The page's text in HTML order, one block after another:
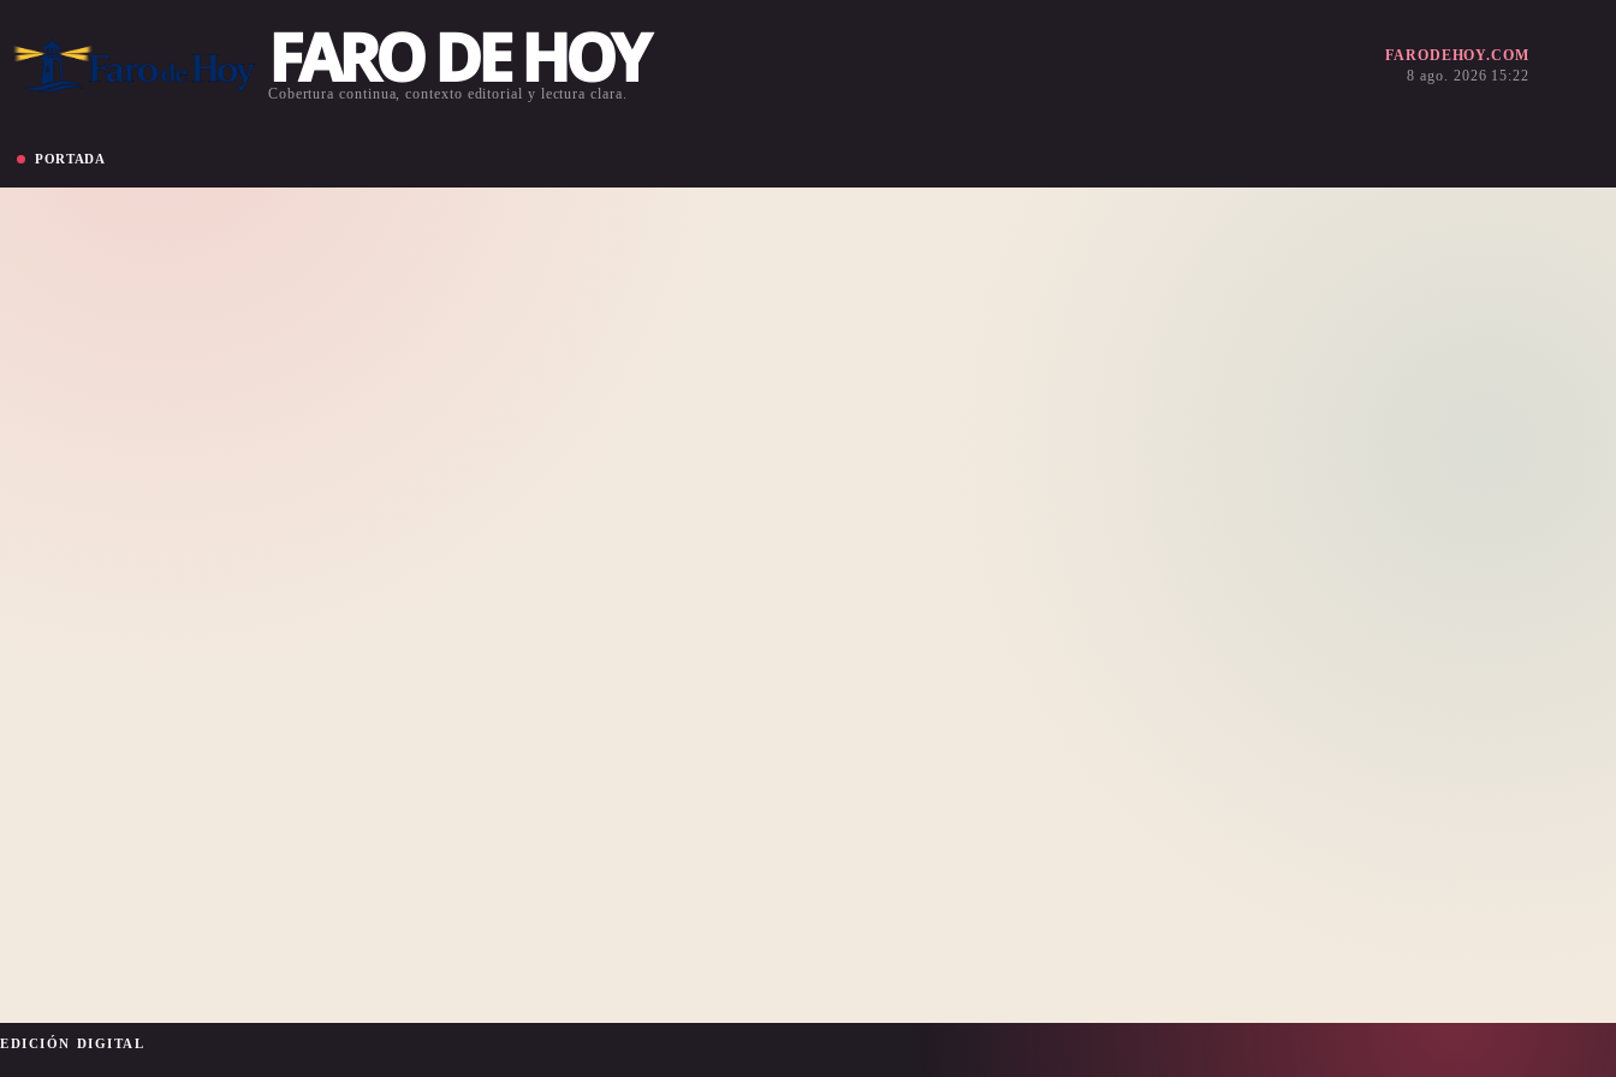
FARO DE HOY
Cobertura continua, contexto editorial y lectura clara.
FARODEHOY.COM
8 ago. 2026 15:22
PORTADA
EDICIÓN DIGITAL